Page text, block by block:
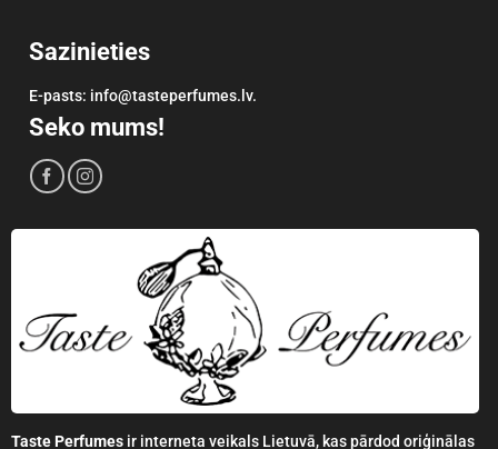
Sazinieties
E-pasts: info@tasteperfumes.lv.
Seko mums!
Taste Perfumesir interneta veikals Lietuvā, kas pārdod oriģinālas